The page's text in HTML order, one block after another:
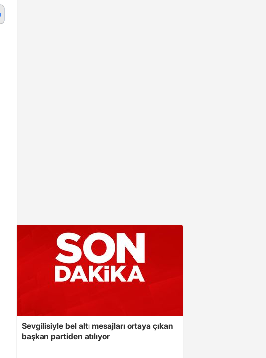
Sevgilisiyle bel altı mesajları ortaya çıkan
başkan partiden atılıyor